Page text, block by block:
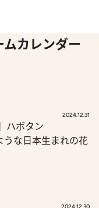
カレンダー
2024.12.31
ハボタン
うな日本生まれの花